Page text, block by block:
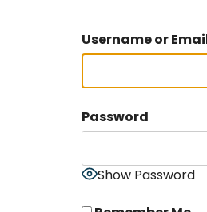
Username or
Password
Show Password